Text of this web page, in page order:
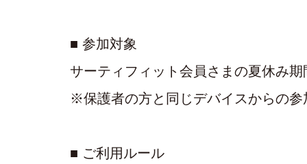
■ 参加対象
サーティフィット会員さまの夏休み
※保護者の方と同じデバイスからの
■ ご利用ルール